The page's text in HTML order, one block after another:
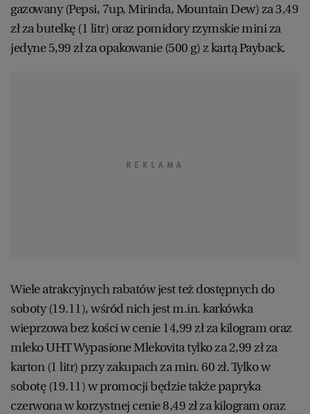
gazowany (Pepsi, 7up, Mirinda, Mountain Dew) za 3,49
zł za butelkę (1 litr) oraz pomidory rzymskie mini za
jedyne 5,99 zł za opakowanie (500 g) z kartą Payback.
Wiele atrakcyjnych rabatów jest też dostępnych do
soboty (19.11), wśród nich jest m.in. karkówka
wieprzowa bez kości w cenie 14,99 zł za kilogram oraz
mleko UHT Wypasione Mlekovita tylko za 2,99 zł za
karton (1 litr) przy zakupach za min. 60 zł. Tylko w
sobotę (19.11) w promocji będzie także papryka
czerwona w korzystnej cenie 8,49 zł za kilogram oraz